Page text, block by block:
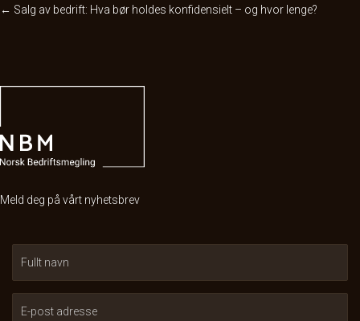
Posts
← Salg av bedrift: Hva bør holdes konfidensielt – og hvor lenge?
Meld deg på vårt nyhetsbrev